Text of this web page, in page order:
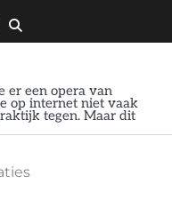
er een opera van
op internet niet vaak
tegen. Maar dit